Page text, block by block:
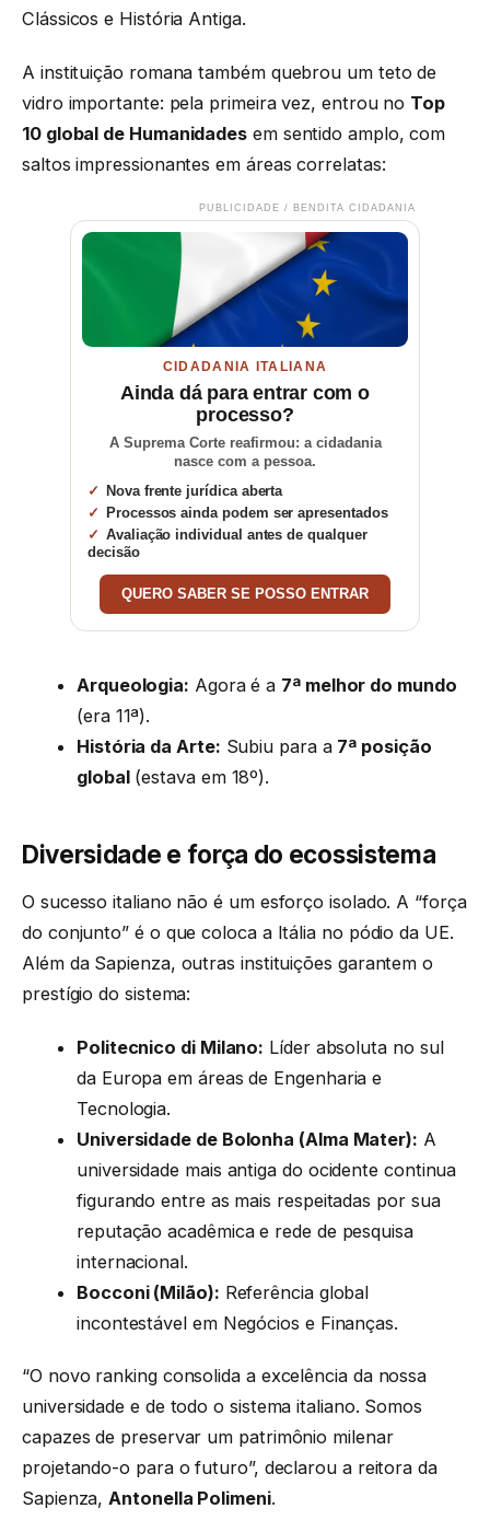
Clássicos e História Antiga.
A instituição romana também quebrou um teto de
vidro importante: pela primeira vez, entrou no Top
10 global de Humanidades em sentido amplo, com
saltos impressionantes em áreas correlatas:
PUBLICIDADE / BENDITA CIDADANIA
CIDADANIA ITALIANA
Ainda dá para entrar com o
processo?
A Suprema Corte reafirmou: a cidadania
nasce com a pessoa.
Nova frente jurídica aberta
Processos ainda podem ser apresentados
Avaliação individual antes de qualquer
decisão
QUERO SABER SE POSSO ENTRAR
Arqueologia: Agora é a 7ª melhor do mundo
(era 11ª).
História da Arte: Subiu para a 7ª posição
global(estava em 18º).
Diversidade e força do ecossistema
O sucesso italiano não é um esforço isolado. A “força
do conjunto” é o que coloca a Itália no pódio da UE.
Além da Sapienza, outras instituições garantem o
prestígio do sistema:
Politecnico di Milano: Líder absoluta no sul
da Europa em áreas de Engenharia e
Tecnologia.
Universidade de Bolonha (Alma Mater): A
universidade mais antiga do ocidente continua
figurando entre as mais respeitadas por sua
reputação acadêmica e rede de pesquisa
internacional.
Bocconi (Milão): Referência global
incontestável em Negócios e Finanças.
“O novo ranking consolida a excelência da nossa
universidade e de todo o sistema italiano. Somos
capazes de preservar um patrimônio milenar
projetando-o para o futuro”, declarou a reitora da
Sapienza,Antonella Polimeni.